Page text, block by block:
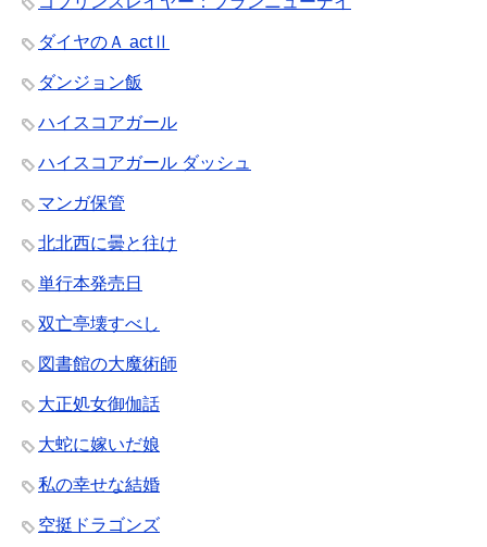
ダイヤのＡ actⅡ
ダンジョン飯
ハイスコアガール
ハイスコアガール ダッシュ
マンガ保管
北北西に曇と往け
単行本発売日
双亡亭壊すべし
図書館の大魔術師
大正処女御伽話
大蛇に嫁いだ娘
私の幸せな結婚
空挺ドラゴンズ